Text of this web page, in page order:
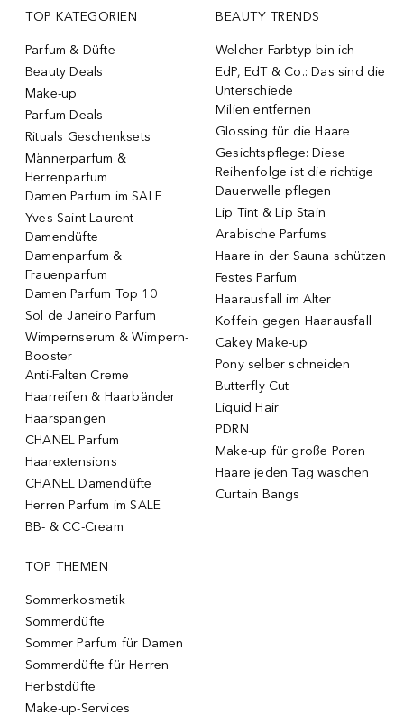
TOP KATEGORIEN
Parfum & Düfte
Beauty Deals
Make-up
Parfum-Deals
Rituals Geschenksets
Männerparfum &
Herrenparfum
Damen Parfum im SALE
Yves Saint Laurent
Damendüfte
Damenparfum &
Frauenparfum
Damen Parfum Top 10
Sol de Janeiro Parfum
Wimpernserum & Wimpern-
Booster
Anti-Falten Creme
Haarreifen & Haarbänder
Haarspangen
CHANEL Parfum
Haarextensions
CHANEL Damendüfte
Herren Parfum im SALE
BB- & CC-Cream
BEAUTY TRENDS
Welcher Farbtyp bin ich
EdP, EdT & Co.: Das sind die
Unterschiede
Milien entfernen
Glossing für die Haare
Gesichtspflege: Diese
Reihenfolge ist die richtige
Dauerwelle pflegen
Lip Tint & Lip Stain
Arabische Parfums
Haare in der Sauna schützen
Festes Parfum
Haarausfall im Alter
Koffein gegen Haarausfall
Cakey Make-up
Pony selber schneiden
Butterfly Cut
Liquid Hair
PDRN
Make-up für große Poren
Haare jeden Tag waschen
Curtain Bangs
TOP THEMEN
Sommerkosmetik
Sommerdüfte
Sommer Parfum für Damen
Sommerdüfte für Herren
Herbstdüfte
Make-up-Services